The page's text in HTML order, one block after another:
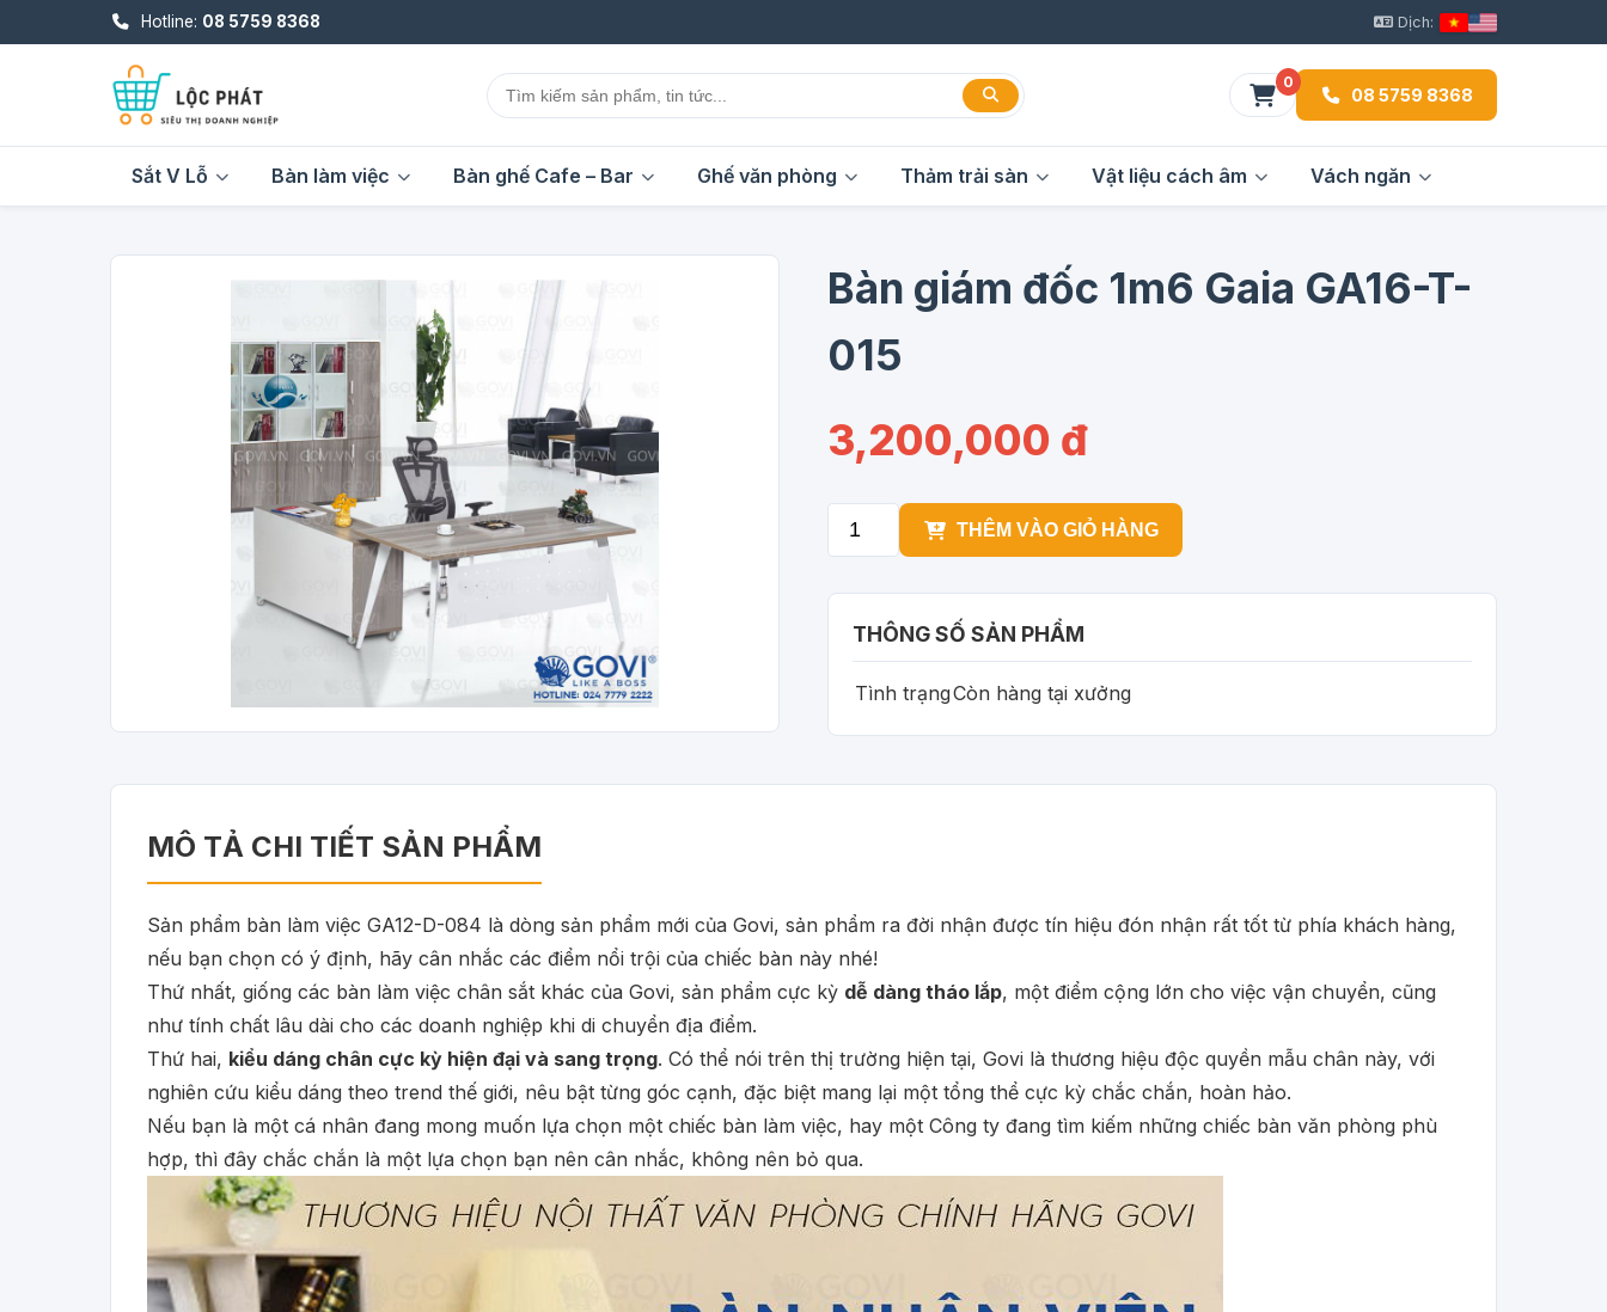
Hotline: 08 5759 8368 Dịch:
0
08 5759 8368
Sắt V Lỗ Bàn làm việc Bàn ghế Cafe – Bar Ghế văn phòng Thảm trải sàn Vật liệu cách âm Vách ngăn
Bàn giám đốc 1m6 Gaia GA16-T-
015
3,200,000 đ
THÊM VÀO GIỎ HÀNG
THÔNG SỐ SẢN PHẨM
Tình trạngCòn hàng tại xưởng
MÔ TẢ CHI TIẾT SẢN PHẨM
Sản phẩm bàn làm việc GA12-D-084 là dòng sản phẩm mới của Govi, sản phẩm ra đời nhận được tín hiệu đón nhận rất tốt từ phía khách hàng,
nếu bạn chọn có ý định, hãy cân nhắc các điểm nổi trội của chiếc bàn này nhé!
Thứ nhất, giống các bàn làm việc chân sắt khác của Govi, sản phẩm cực kỳ dễ dàng tháo lắp, một điểm cộng lớn cho việc vận chuyển, cũng
như tính chất lâu dài cho các doanh nghiệp khi di chuyển địa điểm.
Thứ hai, kiểu dáng chân cực kỳ hiện đại và sang trọng. Có thể nói trên thị trường hiện tại, Govi là thương hiệu độc quyền mẫu chân này, với
nghiên cứu kiểu dáng theo trend thế giới, nêu bật từng góc cạnh, đặc biệt mang lại một tổng thể cực kỳ chắc chắn, hoàn hảo.
Nếu bạn là một cá nhân đang mong muốn lựa chọn một chiếc bàn làm việc, hay một Công ty đang tìm kiếm những chiếc bàn văn phòng phù
hợp, thì đây chắc chắn là một lựa chọn bạn nên cân nhắc, không nên bỏ qua.